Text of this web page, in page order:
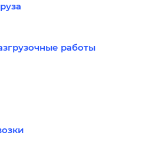
работы